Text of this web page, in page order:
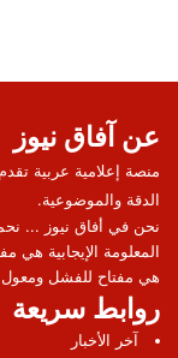
عن آفاق نيوز
منصة إعلامية عربية
الدقة والموضوعية.
نحن في أفاق نيوز ...
المعلومة الإيجابية هي
هي مفتاح للفشل ومعول
روابط سريعة
آخر الأخبار